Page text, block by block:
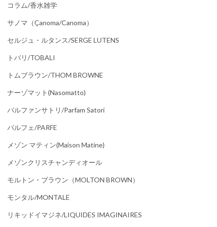
コラム/香水雑学
サノマ（çanoma/canoma）
セルジュ・ルタンス/SERGE LUTENS
トバリ/TOBALI
トムブラウン/THOM BROWNE
ナーゾマット(Nasomatto)
パルファンサトリ/parfam Satori
パルフェ/PARFE
メゾン マティン(Maison Matine)
メゾンクリスチャンディオール
モルトン・ブラウン（MOLTON BROWN）
モンタル/MONTALE
リキッドイマジネ/LIQUIDES IMAGINAIRES